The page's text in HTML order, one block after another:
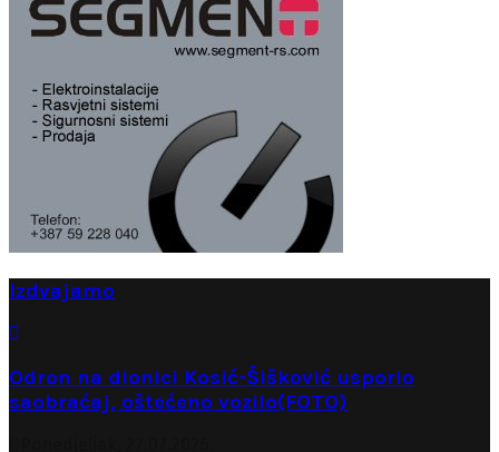
Izdvajamo
Odron na dionici Kosić-Šišković usporio
saobraćaj, oštećeno vozilo(FOTO)